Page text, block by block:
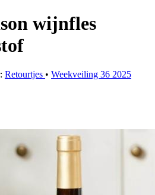
wijnfles
Retourtjes • Weekveiling 36 2025